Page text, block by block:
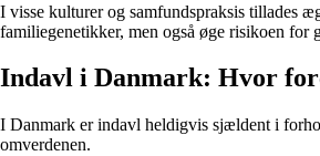
I visse kulturer og samfundspraksis tillades
familiegenetikker, men også øge risikoen for
Indavl i Danmark: Hvor
I Danmark er indavl heldigvis sjældent i
omverdenen.